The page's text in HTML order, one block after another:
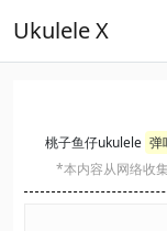
Ukulele X
桃子鱼仔ukulele 弹
*本内容从网络收